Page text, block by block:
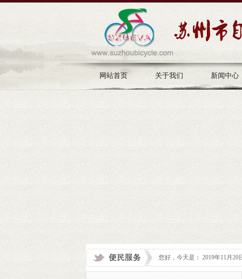
网站首页 关于我们 新闻中心
您好，今天是： 2019年11月20